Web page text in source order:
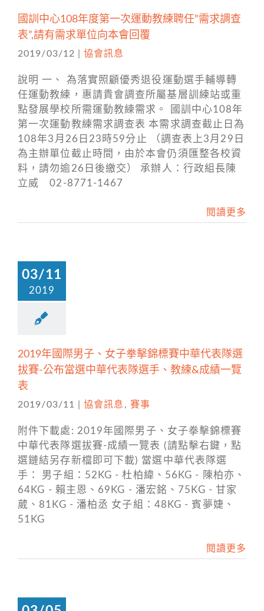
國訓中心108年度第一次運動教練聘任”需求調查
表”,請有需求單位向本會回覆
2019/03/12 協會訊息
說明 一、 為落實照顧優秀退役運動選手輔導轉
任運動教練，惠請貴會調查所屬基層訓練站或重
點發展學校所需運動教練需求。 國訓中心108年
第一次運動教練需求調查表 本需求調查截止日為
108年3月26日23時59分止 （調查表上3月29日
為主辦單位截止時間，由於本會仍須匯整各校資
料，請勿逾26日後繳交） 承辦人：行政組長陳
立威 02-8771-1467
閱讀更多
03/11
2019
2019年國際男子、女子拳擊錦標賽中華代表隊選
拔賽-公布當選中華代表隊選手、教練&成績一覽
表
2019/03/11 協會訊息 , 賽事
附件下載處: 2019年國際男子、女子拳擊錦標賽
中華代表隊選拔賽-成績一覽表 (請點擊右鍵，點
選鏈結另存新檔即可下載) 當選中華代表隊選
手： 男子組：52KG - 杜柏緯、56KG - 陳柏亦、
64KG - 賴主恩、69KG - 潘宏銘、75KG - 甘家
葳、81KG - 潘柏丞 女子組：48KG - 賓夢婕、
51KG
閱讀更多